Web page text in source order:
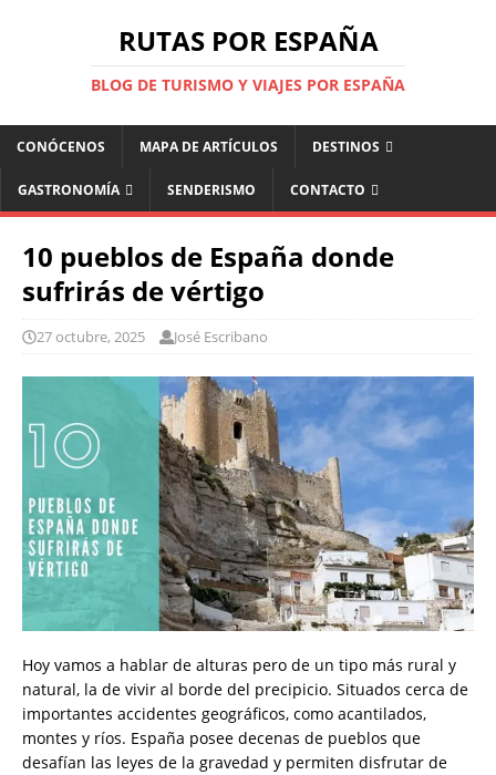
RUTAS POR ESPAÑA
BLOG DE TURISMO Y VIAJES POR ESPAÑA
CONÓCENOS MAPA DE ARTÍCULOS DESTINOS
GASTRONOMÍA SENDERISMO CONTACTO
10 pueblos de España donde
sufrirás de vértigo
27 octubre, 2025 José Escribano
Hoy vamos a hablar de alturas pero de un tipo más rural y
natural, la de vivir al borde del precipicio. Situados cerca de
importantes accidentes geográficos, como acantilados,
montes y ríos. España posee decenas de pueblos que
desafían las leyes de la gravedad y permiten disfrutar de